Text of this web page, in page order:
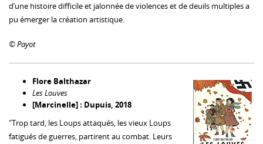
d’une histoire difficile et jalonnée de violences et de deuils multiples a
pu émerger la création artistique.
© Payot
Flore Balthazar
Les Louves
[Marcinelle] : Dupuis, 2018
"Trop tard, les Loups attaqués, les vieux Loups
fatigués de guerres, partirent au combat. Leurs